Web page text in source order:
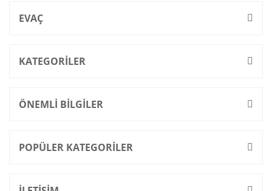
EVAÇ
KATEGORİLER
ÖNEMLİ BİLGİLER
POPÜLER KATEGORİLER